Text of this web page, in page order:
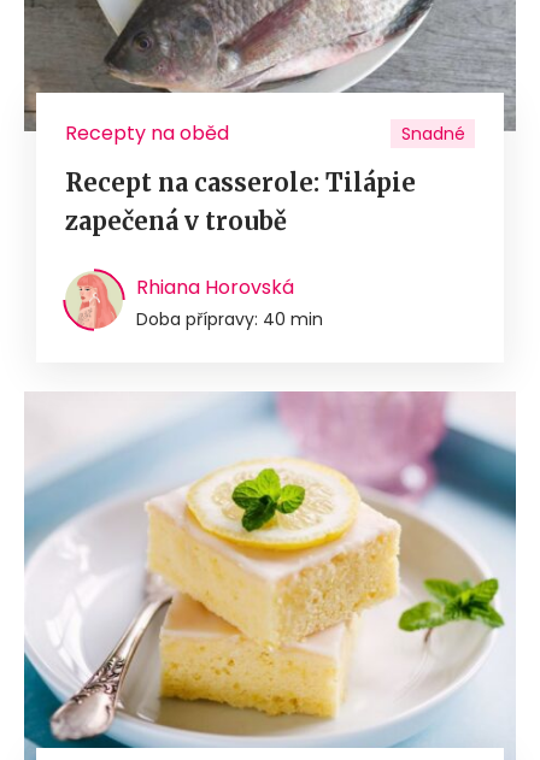
Recepty na oběd Snadné
Recept na casserole: Tilápie
zapečená v troubě
Rhiana Horovská
Doba přípravy: 40 min